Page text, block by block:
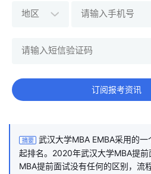
订阅报考资讯
摘要
武汉大学MBA EMBA采用的
起排名。2020年武汉大学MBA提
MBA提前面试没有任何的区别，流